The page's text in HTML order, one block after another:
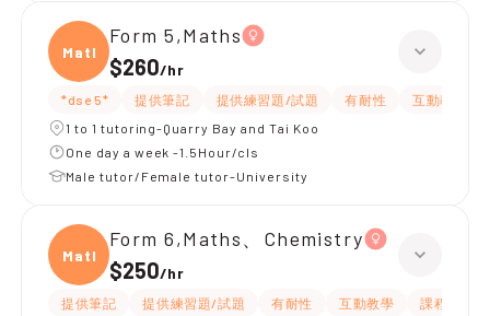
Maths
Form 5,Maths
$260/hr
*dse 5* 提供筆記 提供練習題/試題 有耐性
互動教學
1 to 1 tutoring-Quarry Bay and Tai Koo
One day a week -1.5Hour/cls
Male tutor/Female tutor-University
Maths
Form 6,Maths、Chemistry
$250/hr
提供筆記 提供練習題/試題 有耐性 互動教學
課程設計